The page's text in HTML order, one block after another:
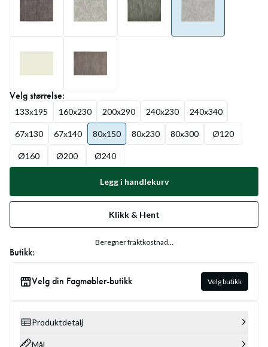
Velgstørrelse:
133x195 160x230 200x290 240x230 240x340
67x130 67x140 80x150 80x230 80x300 Ø120
Ø160 Ø200 Ø240
Legg i handlekurv
Klikk & Hent
Beregner fraktkostnad...
Butikk:
Velg din Fagmøbler-butikk Velg butikk
Produktdetalj
Mål